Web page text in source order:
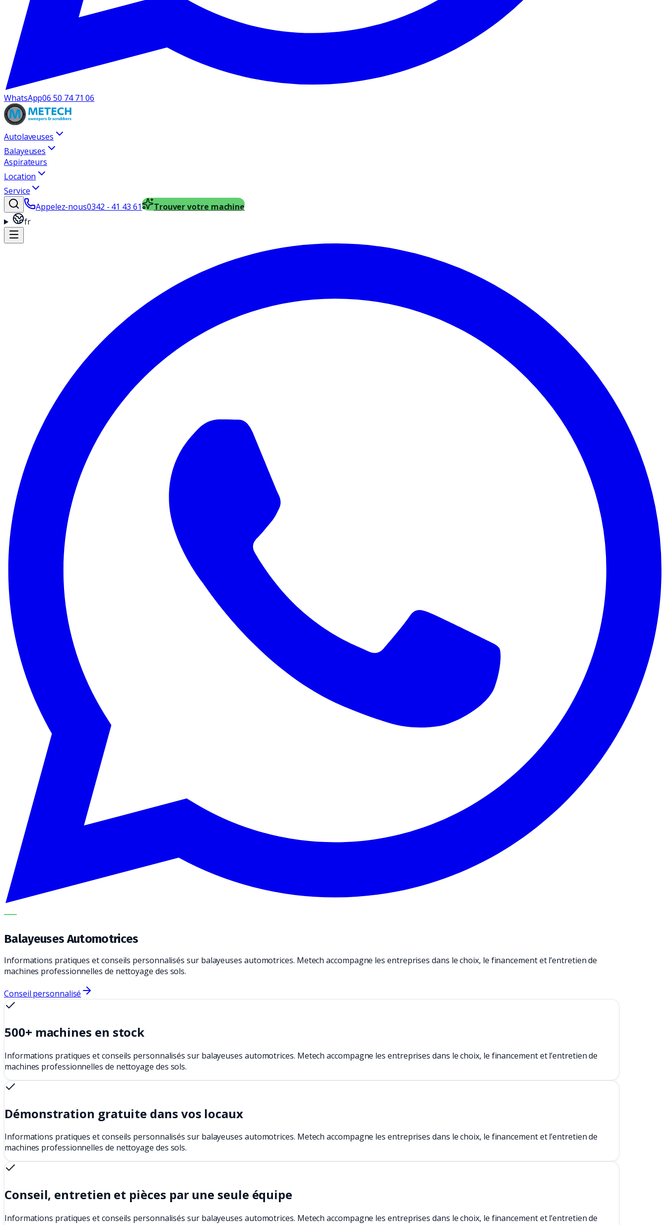
WhatsApp06 50 74 71 06
Autolaveuses
Balayeuses
Aspirateurs
Location
Service
Appelez-nous0342 - 41 43 61
Trouver votre machine
fr
METECH
Balayeuses Automotrices
Informations pratiques et conseils personnalisés sur balayeuses automotrices. Metech accompagne les entreprises dans le choix, le financement et l’entretien de
machines professionnelles de nettoyage des sols.
Conseil personnalisé
500+ machines en stock
Informations pratiques et conseils personnalisés sur balayeuses automotrices. Metech accompagne les entreprises dans le choix, le financement et l’entretien de
machines professionnelles de nettoyage des sols.
Démonstration gratuite dans vos locaux
Informations pratiques et conseils personnalisés sur balayeuses automotrices. Metech accompagne les entreprises dans le choix, le financement et l’entretien de
machines professionnelles de nettoyage des sols.
Conseil, entretien et pièces par une seule équipe
Informations pratiques et conseils personnalisés sur balayeuses automotrices. Metech accompagne les entreprises dans le choix, le financement et l’entretien de